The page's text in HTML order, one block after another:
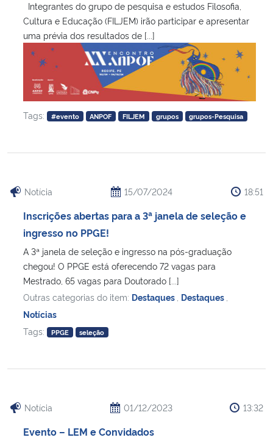
Integrantes do grupo de pesquisa e estudos Filosofia,
Cultura e Educação (FILJEM) irão participar e apresentar
uma prévia dos resultados de [...]
Tags: #evento ANPOF FILJEM grupos grupos-Pesquisa
Notícia 15/07/2024 18:51
Inscrições abertas para a 3ª janela de seleção e
ingresso no PPGE!
A 3ª janela de seleção e ingresso na pós-graduação
chegou! O PPGE está oferecendo 72 vagas para
Mestrado, 65 vagas para Doutorado [...]
Outras categorias do item: Destaques Destaques
Notícias
Tags:
PPGE seleção
Notícia 01/12/2023 13:32
Evento – LEM e Convidados